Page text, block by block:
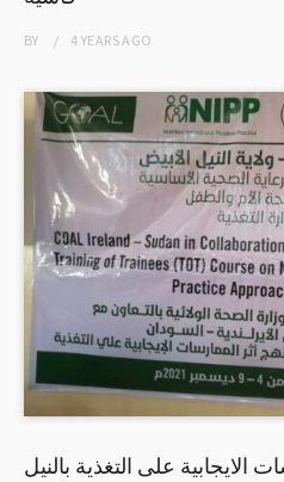
BY 4 YEARSAGO
الايجابية على التغذية بالنيل